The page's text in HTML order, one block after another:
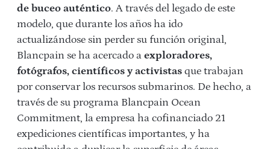
de buceo auténtico. A través del legado de este
modelo, que durante los años ha ido
actualizándose sin perder su función original,
Blancpain se ha acercado a exploradores,
fotógrafos, científicos y activistas que trabajan
por conservar los recursos submarinos. De hecho, a
través de su programa Blancpain Ocean
Commitment, la empresa ha cofinanciado 21
expediciones científicas importantes, y ha